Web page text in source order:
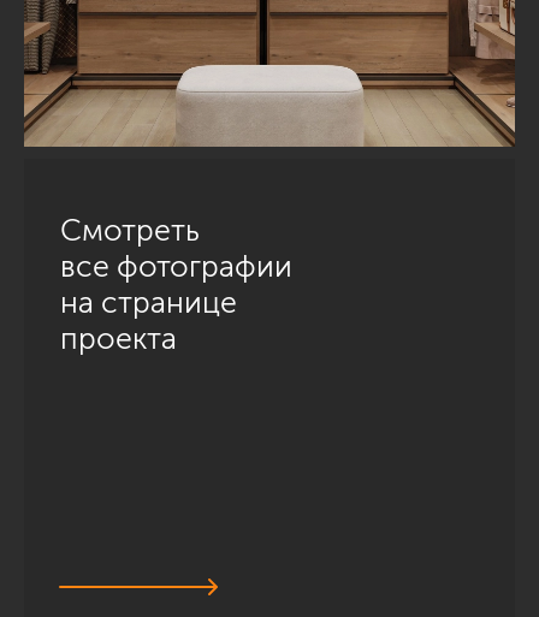
Смотреть
все фотографии
на странице
проекта